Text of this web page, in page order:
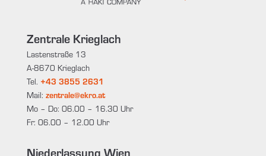
Zentrale Krieglach
Lastenstraße 13
A-8670 Krieglach
Tel. +43 3855 2631
Mail: zentrale@ekro.at
Mo – Do: 06.00 – 16.30 Uhr
Fr: 06.00 – 12.00 Uhr
Niederlassung Wien